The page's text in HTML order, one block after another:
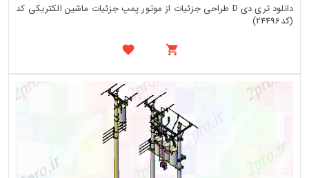
دانلود تری دی D طراحی جزئیات از موتور پمپ جزئیات ماشین الکتریکی کد
(کد24496)